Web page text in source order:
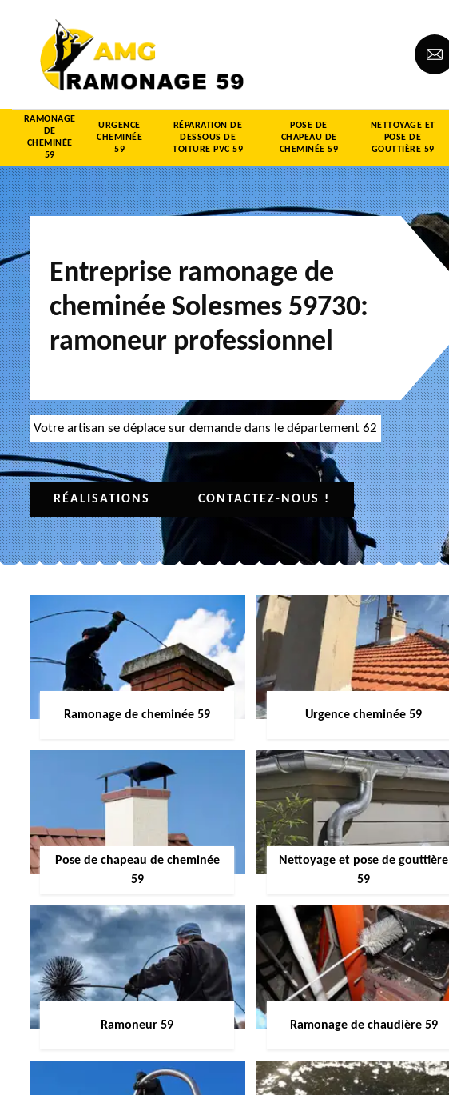
RAMONAGE
DE
CHEMINÉE
59
URGENCE
CHEMINÉE
59
RÉPARATION DE
DESSOUS DE
TOITURE PVC 59
POSE DE
CHAPEAU DE
CHEMINÉE 59
NETTOYAGE ET
POSE DE
GOUTTIÈRE 59
Entreprise ramonage de
cheminée Solesmes 59730:
ramoneur professionnel
Votre artisan se déplace sur demande dans le département 62
RÉALISATIONS CONTACTEZ-NOUS !
Ramonage de cheminée 59 Urgence cheminée 59
Pose de chapeau de cheminée
59
Nettoyage et pose de gouttière
59
Ramoneur 59 Ramonage de chaudière 59